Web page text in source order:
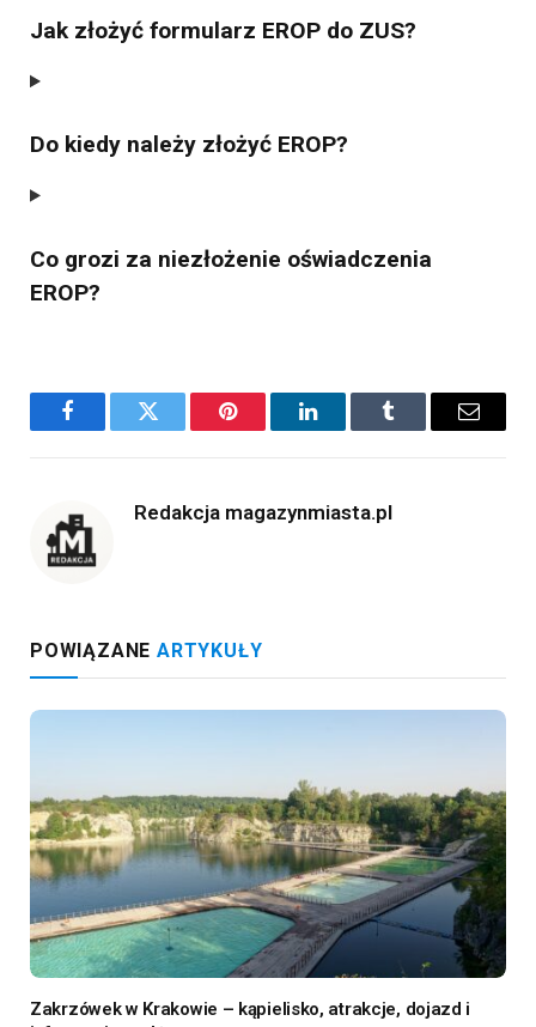
Jak złożyć formularz EROP do ZUS?
Do kiedy należy złożyć EROP?
Co grozi za niezłożenie oświadczenia
EROP?
FacebookTwitter Pinterest LinkedInTumblr Email
Redakcja magazynmiasta.pl
POWIĄZANE ARTYKUŁY
Zakrzówek w Krakowie – kąpielisko, atrakcje, dojazd i